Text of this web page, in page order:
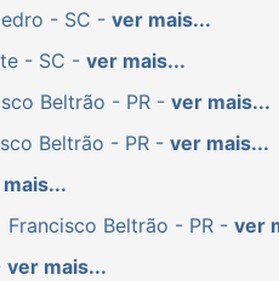
- SC - ver mais...
- SC - ver mais...
Beltrão - PR - ver mais...
Beltrão - PR - ver mais...
Francisco Beltrão - PR - ver
ver mais...